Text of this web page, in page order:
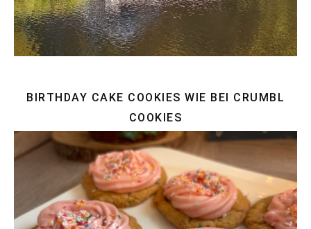
BIRTHDAY CAKE COOKIES WIE BEI CRUMBL
COOKIES